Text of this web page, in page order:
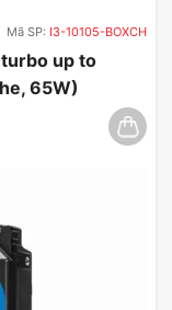
Mã SP: I3-10105-BOXCH
up to
65W)